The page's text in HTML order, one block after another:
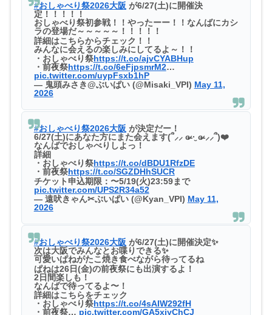
#おしゃべり祭2026大阪 が6/27(土)に開催決
定！！！！！
おしゃべり祭初参戦！！やったーー！！なんばにカシ
ラの登場だ～～～～～！！！！！
詳細はこちらからチェック！！
みんなに会えるの楽しみにしてるよ～！！
・おしゃべり祭https://t.co/ajvCYABHup
・前夜祭https://t.co/6eFjpsmrM2…
pic.twitter.com/uypFsxb1hP
— 鬼頭みさき@ぶいぱい (@Misaki_VPI) May 11,
2026
#おしゃべり祭2026大阪 が決定だー！
6/27(土)にあなた方にまた会えます(՞⸝⸝ ɞ̴̶̷ ·̮ ɞ̴̶̷ ⸝⸝՞)❤️
なんばでおしゃべりしよっ！
詳細
・おしゃべり祭https://t.co/dBDU1RfzDE
・前夜祭https://t.co/SGZDHhSUCR
チケット申込期限：〜5/19(火)23:59まで
pic.twitter.com/UPS2R34a52
— 遠吠きゃん✂ぶいぱい (@Kyan_VPI) May 11,
2026
#おしゃべり祭2026大阪 が6/27(土)に開催決定✨️
次は大阪でみんなとお喋りできる✨️
可愛いぱねがたこ焼き食べながら待ってるね
ぱねは26日(金)の前夜祭にも出演するよ！
2日間楽しも！
なんばで待ってるよ〜！
詳細はこちらをチェック
・おしゃべり祭https://t.co/4sAIW292fH
・前夜祭… pic.twitter.com/GA5xjyChCJ